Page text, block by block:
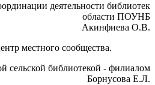
деятельности библиотек
области ПОУНБ
Акинфиева О.В.
местного сообщества.
сельской библиотекой - филиалом
Борнусова Е.Л.